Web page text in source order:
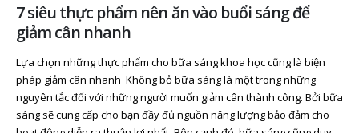
7 siêu thực phẩm nên ăn vào buổi sáng để
giảm cân nhanh
Lựa chọn những thực phẩm cho bữa sáng khoa học cũng là biện
pháp giảm cân nhanh Không bỏ bữa sáng là một trong những
nguyên tắc đối với những người muốn giảm cân thành công. Bởi bữa
sáng sẽ cung cấp cho bạn đầy đủ nguồn năng lượng bảo đảm cho